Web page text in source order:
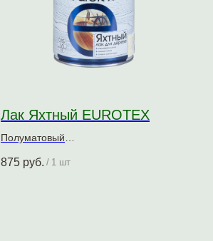
Лак Яхтный EUROTEX
Полуматовый
875 руб. / 1 шт